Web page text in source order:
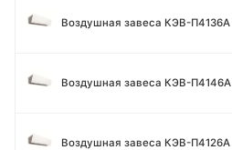
Воздушная завеса КЭВ-П4136A
Воздушная завеса КЭВ-П4146A
Воздушная завеса КЭВ-П4126A